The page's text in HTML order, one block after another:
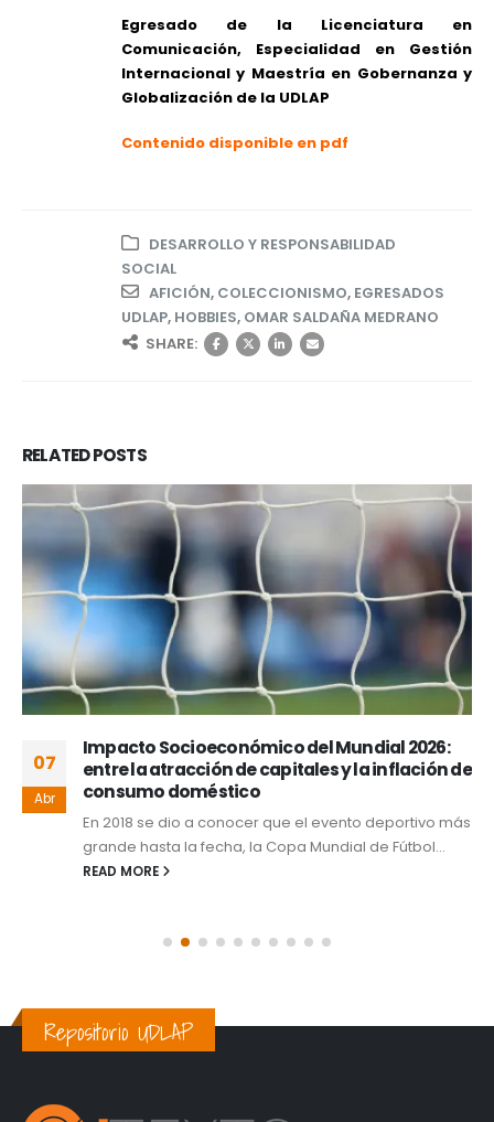
Egresado de la Licenciatura en
Comunicación, Especialidad en Gestión
Internacional y Maestría en Gobernanza y
Globalización de la UDLAP
Contenido disponible en pdf
DESARROLLO Y RESPONSABILIDAD
SOCIAL
AFICIÓN, COLECCIONISMO, EGRESADOS
UDLAP, HOBBIES, OMAR SALDAÑA MEDRANO
SHARE:
RELATEDPOSTS
07
Abr
Impacto Socioeconómico del Mundial 2026:
entre la atracción de capitales y la inflación de
consumo doméstico
En 2018 se dio a conocer que el evento deportivo más
grande hasta la fecha, la Copa Mundial de Fútbol...
READ MORE
Repositorio UDLAP